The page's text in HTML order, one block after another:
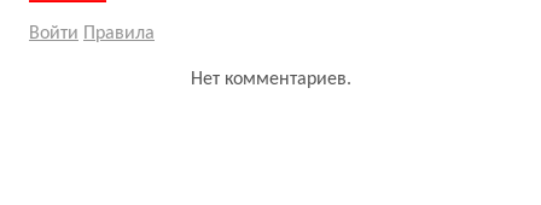
Войти Правила
Нет комментариев.